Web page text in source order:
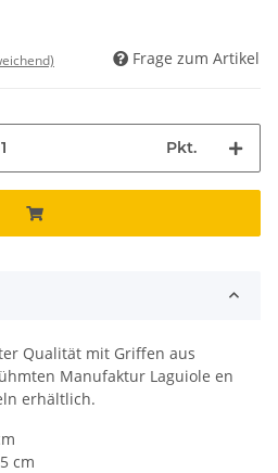
Frage zum Artikel
Pkt.
Qualität mit Griffen aus
Manufaktur Laguiole en
erhältlich.
cm